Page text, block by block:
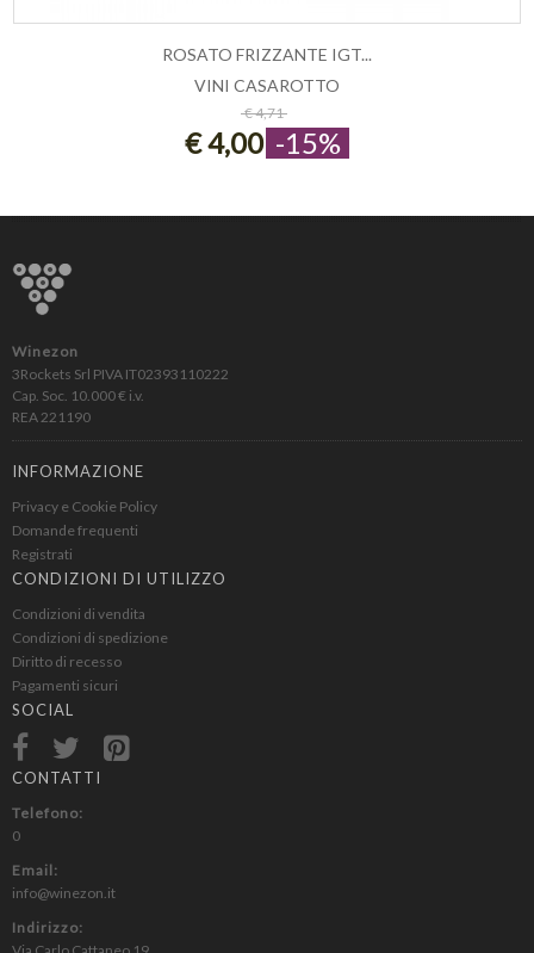
ESAURITO
ROSATO FRIZZANTE IGT...
VINI CASAROTTO
€ 4,71
€ 4,00 -15%
Winezon
3Rockets Srl PIVA IT02393110222
Cap. Soc. 10.000 € i.v.
REA 221190
INFORMAZIONE
Privacy e Cookie Policy
Domande frequenti
Registrati
CONDIZIONI DI UTILIZZO
Condizioni di vendita
Condizioni di spedizione
Diritto di recesso
Pagamenti sicuri
SOCIAL
CONTATTI
Telefono:
0
Email:
info@winezon.it
Indirizzo: